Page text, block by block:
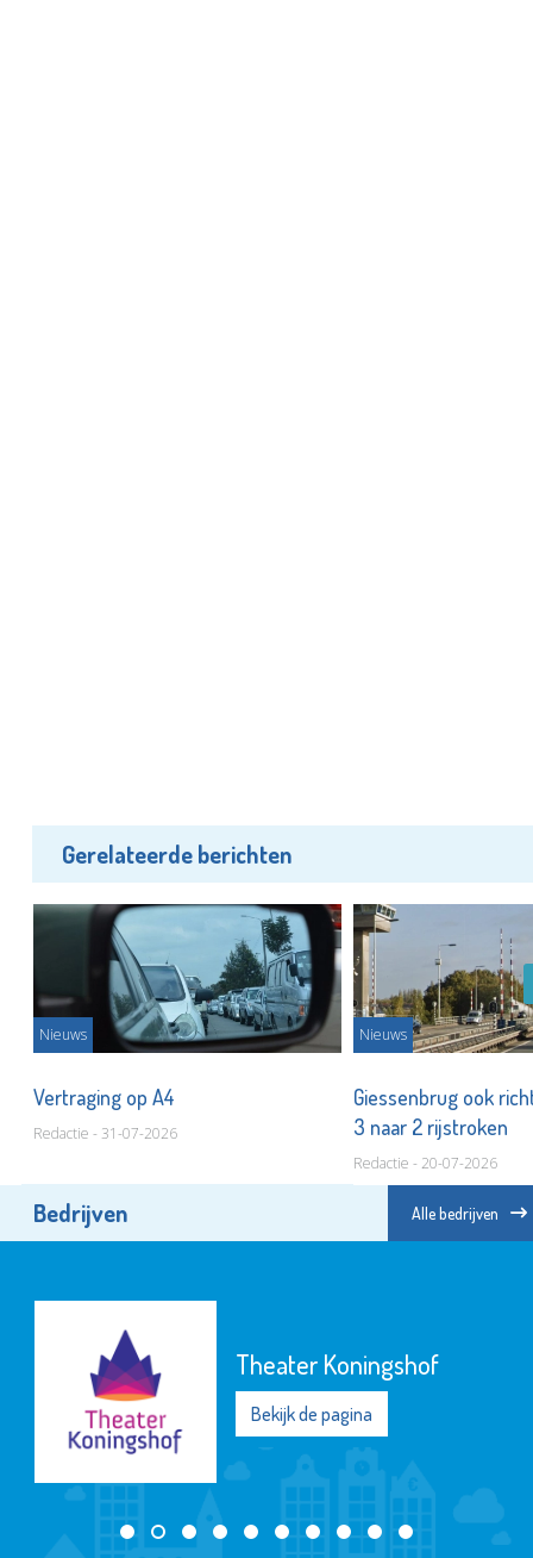
Gerelateerde berichten
Nieuws
Vertraging op A4
Redactie - 31-07-2026
Nieuws
Giessenbrug ook
3 naar 2 rijstroken
Redactie - 20-07-2026
Bedrijven Alle bedrijven
Theater Koningshof
Bekijk de pagina